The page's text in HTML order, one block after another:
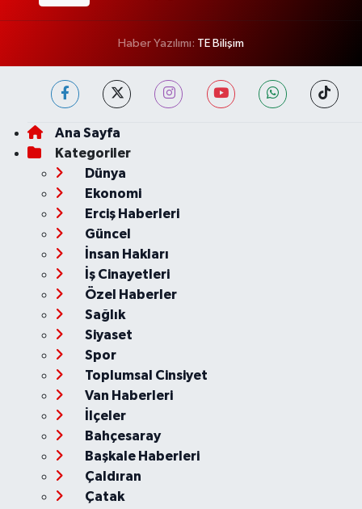
Haber Yazılımı: TE Bilişim
Ana Sayfa
Kategoriler
Dünya
Ekonomi
Erciş Haberleri
Güncel
İnsan Hakları
İş Cinayetleri
Özel Haberler
Sağlık
Siyaset
Spor
Toplumsal Cinsiyet
Van Haberleri
İlçeler
Bahçesaray
Başkale Haberleri
Çaldıran
Çatak